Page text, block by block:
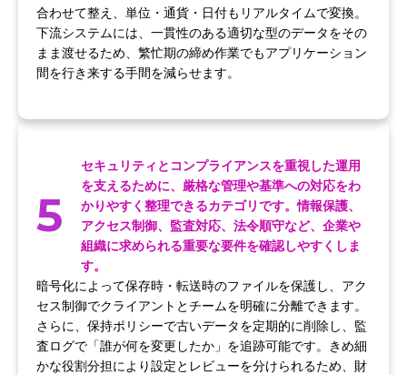
合わせて整え、単位・通貨・日付もリアルタイムで変換。
下流システムには、一貫性のある適切な型のデータをその
まま渡せるため、繁忙期の締め作業でもアプリケーション
間を行き来する手間を減らせます。
5
セキュリティとコンプライアンスを重視した運用
を支えるために、厳格な管理や基準への対応をわ
かりやすく整理できるカテゴリです。情報保護、
アクセス制御、監査対応、法令順守など、企業や
組織に求められる重要な要件を確認しやすくしま
す。
暗号化によって保存時・転送時のファイルを保護し、アク
セス制御でクライアントとチームを明確に分離できます。
さらに、保持ポリシーで古いデータを定期的に削除し、監
査ログで「誰が何を変更したか」を追跡可能です。きめ細
かな役割分担により設定とレビューを分けられるため、財